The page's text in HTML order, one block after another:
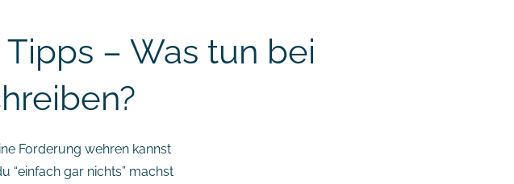
– Was tun bei
Forderung wehren kannst
“einfach gar nichts” machst